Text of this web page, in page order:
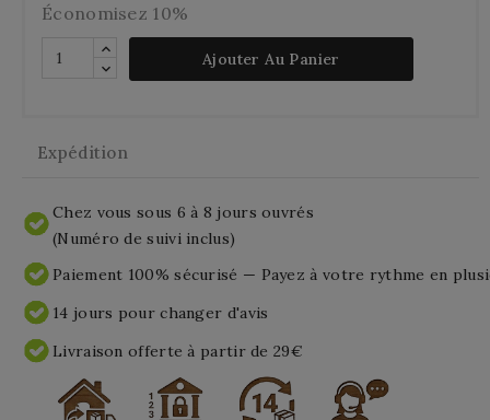
Économisez 10%
Ajouter Au Panier
Expédition
Chez vous sous 6 à 8 jours ouvrés
(Numéro de suivi inclus)
Paiement 100% sécurisé — Payez à votre rythme en
14 jours pour changer d'avis
Livraison offerte à partir de 29€